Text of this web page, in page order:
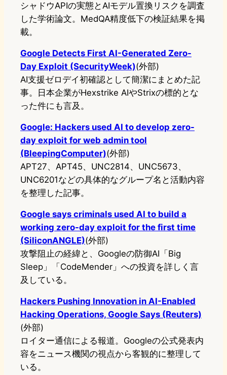
シャドウAPIの実態とAIモデル置換リスクを調査
した学術論文。MedQA精度低下の検証結果を掲
載。
Google Detects First AI-Generated Zero-
Day Exploit (SecurityWeek)(外部)
AI支援ゼロデイ初確認として簡潔にまとめた記
事。日本企業がHexstrike AIやStrixの標的とな
った件にも言及。
Google: Hackers used AI to develop zero-
day exploit for web admin tool
(BleepingComputer)(外部)
APT27、APT45、UNC2814、UNC5673、
UNC6201などの具体的なグループ名と活動内容
を整理した記事。
Google says criminals used AI to build a
working zero-day exploit for the first time
(SiliconANGLE)(外部)
攻撃阻止の経緯と、Googleの防御AI「Big
Sleep」「CodeMender」への投資を詳しく言
及している。
Hackers Pushing Innovation in AI-Enabled
Hacking Operations, Google Says (Reuters)
(外部)
ロイター通信による報道。Googleの公式発表内
容をニュース機関の視点から客観的に整理して
いる。